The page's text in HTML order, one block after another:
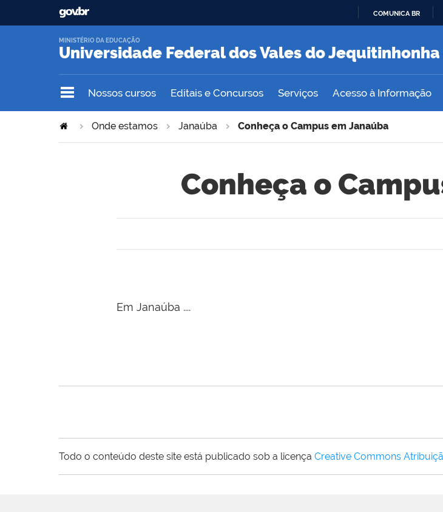
O
COMUNICA BR
Universidade Federal dos Vales do
MINISTÉRIO DA EDUCAÇÃO
Nossos cursos Editais e Concursos Serviços Acesso à Informação
Onde estamos Janaúba Conheça o Campus em Janaúba
Conheça o
Em Janaúba ....
Todo o conteúdo deste site está publicado sob a licença Creative Commons